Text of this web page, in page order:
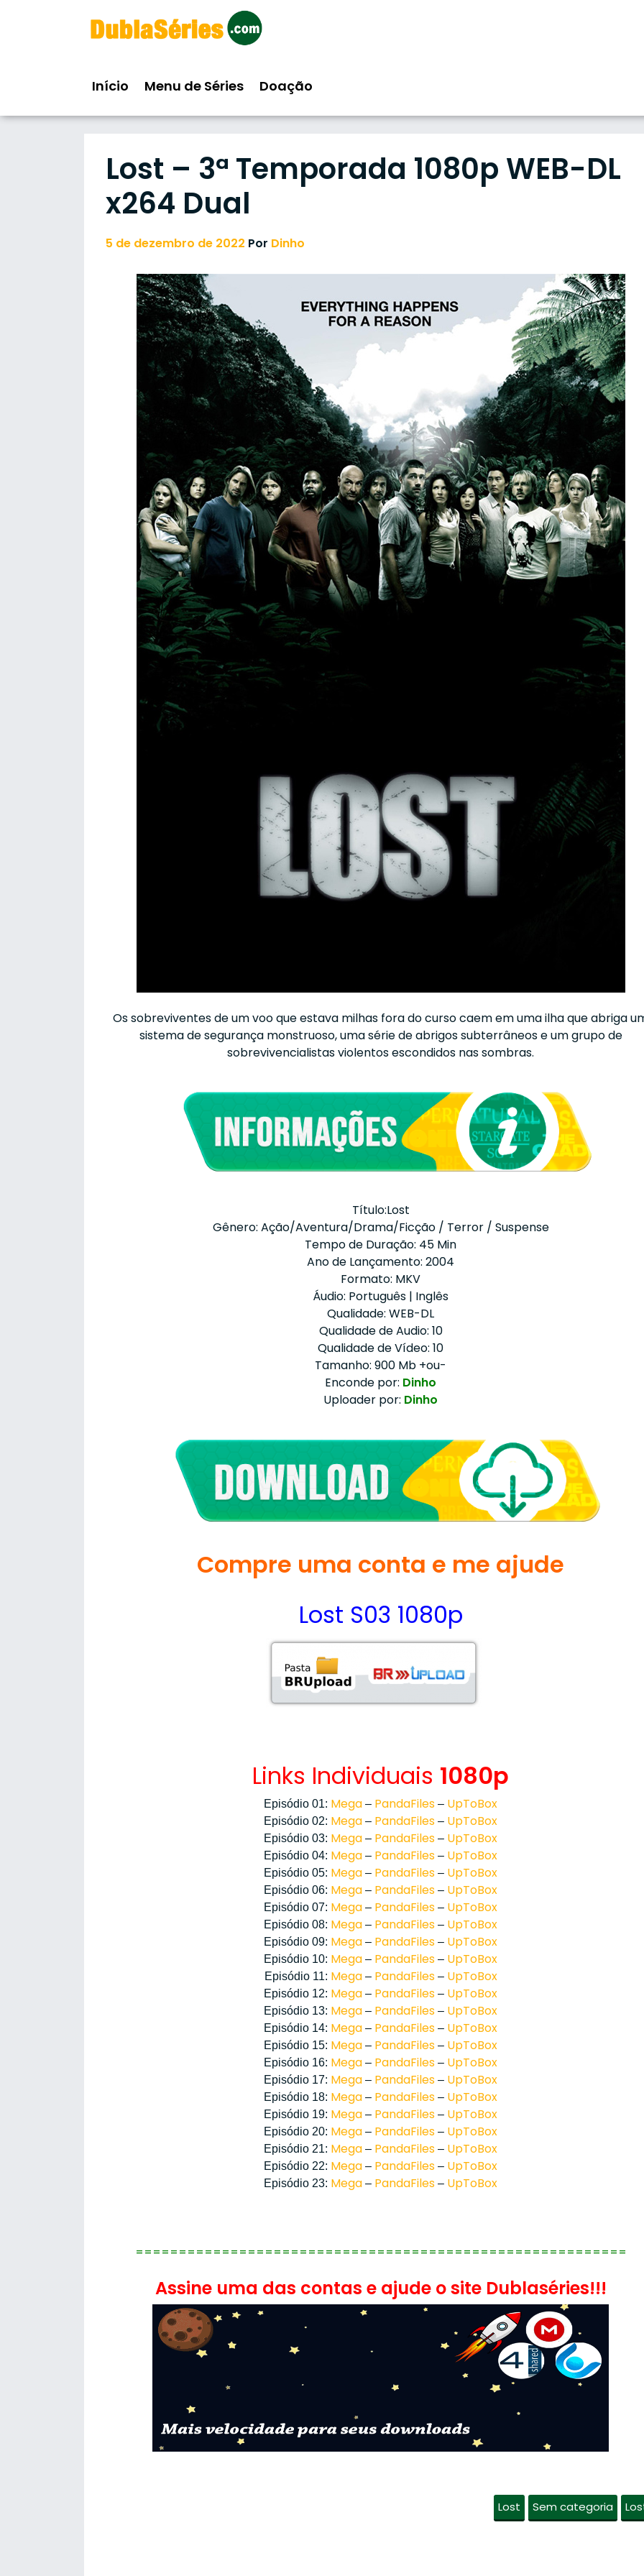
Início Menu de Séries Doação
Lost – 3ª Temporada 1080p WEB-DL
x264 Dual
5 de dezembro de 2022 Por Dinho
Os sobreviventes de um voo que estava milhas fora do curso caem em uma ilha que abriga
sistema de segurança monstruoso, uma série de abrigos subterrâneos e um grupo de
sobrevivencialistas violentos escondidos nas sombras.
Título:Lost
Gênero: Ação/Aventura/Drama/Ficção / Terror / Suspense
Tempo de Duração: 45 Min
Ano de Lançamento: 2004
Formato: MKV
Áudio: Português | Inglês
Qualidade: WEB-DL
Qualidade de Audio: 10
Qualidade de Vídeo: 10
Tamanho: 900 Mb +ou-
Enconde por: Dinho
Uploader por: Dinho
Compre uma conta e me ajude
Lost S03 1080p
Links Individuais 1080p
Episódio 01: Mega – PandaFiles – UpToBox
Episódio 02: Mega – PandaFiles – UpToBox
Episódio 03: Mega – PandaFiles – UpToBox
Episódio 04: Mega – PandaFiles – UpToBox
Episódio 05: Mega – PandaFiles – UpToBox
Episódio 06: Mega – PandaFiles – UpToBox
Episódio 07: Mega – PandaFiles – UpToBox
Episódio 08: Mega – PandaFiles – UpToBox
Episódio 09: Mega – PandaFiles – UpToBox
Episódio 10: Mega – PandaFiles – UpToBox
Episódio 11: Mega– PandaFiles– UpToBox
Episódio 12: Mega – PandaFiles – UpToBox
Episódio 13: Mega – PandaFiles – UpToBox
Episódio 14: Mega – PandaFiles – UpToBox
Episódio 15: Mega – PandaFiles – UpToBox
Episódio 16: Mega – PandaFiles – UpToBox
Episódio 17: Mega – PandaFiles – UpToBox
Episódio 18: Mega – PandaFiles – UpToBox
Episódio 19: Mega – PandaFiles – UpToBox
Episódio 20: Mega – PandaFiles – UpToBox
Episódio 21: Mega – PandaFiles – UpToBox
Episódio 22: Mega – PandaFiles – UpToBox
Episódio 23: Mega – PandaFiles – UpToBox
=========================================================
Assine uma das contas e ajude o site Dublaséries!!!
Lost Sem categoria